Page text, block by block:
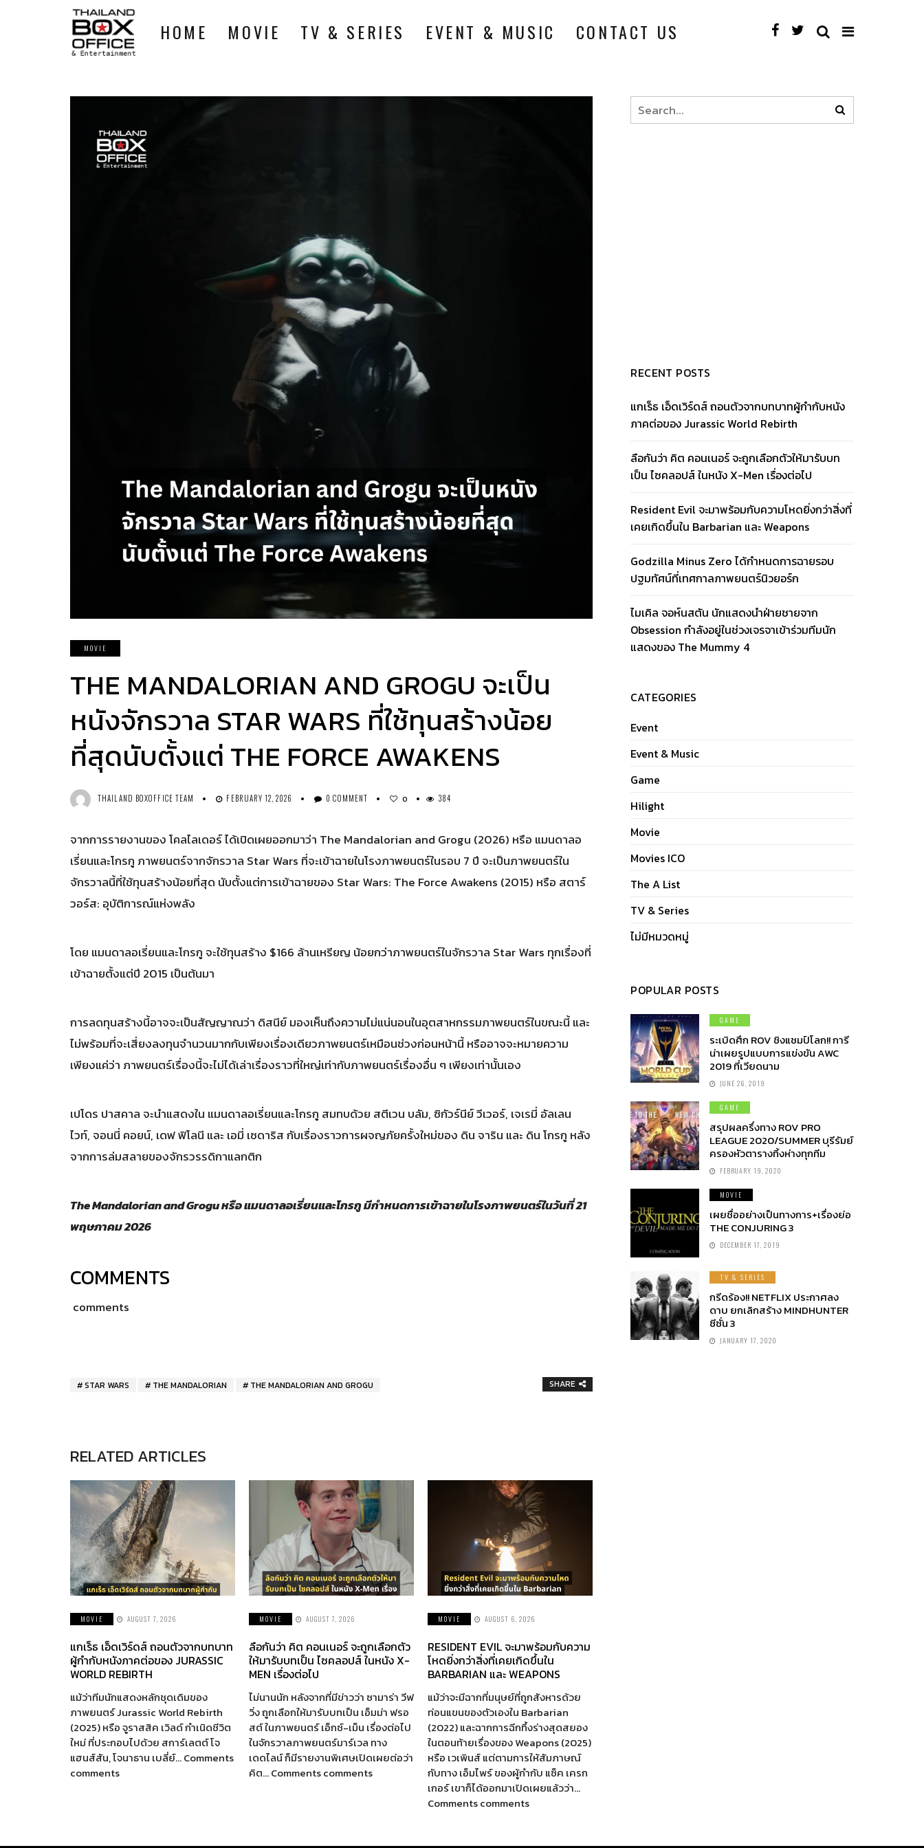
HOME MOVIE TV & SERIES EVENT & MUSIC CONTACT US
MOVIE
THE MANDALORIAN AND GROGU จะเป็น
หนังจักรวาล STAR WARS ที่ใช้ทุนสร้างน้อย
ที่สุดนับตั้งแต่ THE FORCE AWAKENS
THAILAND BOXOFFICE TEAM FEBRUARY 12, 2026 0 COMMENT 0 384
จากการรายงานของ โคลไลเดอร์ ได้เปิดเผยออกมาว่า The Mandalorian and Grogu (2026) หรือ แมนดาลอ
เรี่ยนและโกรกู ภาพยนตร์จากจักรวาล Star Wars ที่จะเข้าฉายในโรงภาพยนตร์ในรอบ 7 ปี จะเป็นภาพยนตร์ใน
จักรวาลนี้ที่ใช้ทุนสร้างน้อยที่สุด นับตั้งแต่การเข้าฉายของ Star Wars: The Force Awakens (2015) หรือ สตาร์
วอร์ส: อุบัติการณ์แห่งพลัง
โดย แมนดาลอเรี่ยนและโกรกู จะใช้ทุนสร้าง $166 ล้านเหรียญ น้อยกว่าภาพยนตร์ในจักรวาล Star Wars ทุกเรื่องที่
เข้าฉายตั้งแต่ปี 2015 เป็นต้นมา
การลดทุนสร้างนี้อาจจะเป็นสัญญาณว่า ดิสนีย์ มองเห็นถึงความไม่แน่นอนในอุตสาหกรรมภาพยนตร์ในขณะนี้ และ
ไม่พร้อมที่จะเสี่ยงลงทุนจำนวนมากกับเพียงเรื่องเดียวภาพยนตร์เหมือนช่วงก่อนหน้านี้ หรืออาจจะหมายความ
เพียงแค่ว่า ภาพยนตร์เรื่องนี้จะไม่ได้เล่าเรื่องราวที่ใหญ่เท่ากับภาพยนตร์เรื่องอื่น ๆ เพียงเท่านั้นเอง
เปโดร ปาสคาล จะนำแสดงใน แมนดาลอเรี่ยนและโกรกู สมทบด้วย สตีเวน บลัม, ซิกัวร์นีย์ วีเวอร์, เจเรมี่ อัลเลน
ไวท์, จอนนี่ คอยน์, เดฟ ฟิโลนี และ เอมี่ เซดาริส กับเรื่องราวการผจญภัยครั้งใหม่ของ ดิน จาริน และ ดิน โกรกู หลัง
จากการล่มสลายของจักรวรรดิกาแลกติก
The Mandalorian and Grogu หรือ แมนดาลอเรี่ยนและโกรกู มีกำหนดการเข้าฉายในโรงภาพยนตร์ในวันที่ 21
พฤษภาคม 2026
COMMENTS
comments
STAR WARS THE MANDALORIAN THE MANDALORIAN AND GROGU SHARE
RELATED ARTICLES
MOVIE AUGUST 7, 2026
แกเร็ธ เอ็ดเวิร์ดส์ ถอนตัวจากบทบาท
ผู้กำกับหนังภาคต่อของ JURASSIC
WORLD REBIRTH
แม้ว่าทีมนักแสดงหลักชุดเดิมของ
ภาพยนตร์ Jurassic World Rebirth
(2025) หรือ จูราสสิค เวิลด์ กำเนิดชีวิต
ใหม่ ที่ประกอบไปด้วย สการ์เลตต์ โจ
แฮนส์สัน, โจนาธาน เบลี่ย์… Comments
comments
MOVIE AUGUST 7, 2026
ลือกันว่า คิต คอนเนอร์ จะถูกเลือกตัว
ให้มารับบทเป็น ไซคลอปส์ ในหนัง X-
MEN เรื่องต่อไป
ไม่นานนัก หลังจากที่มีข่าวว่า ซามาร่า วีฟ
วิ่ง ถูกเลือกให้มารับบทเป็น เอ็มม่า ฟรอ
สต์ ในภาพยนตร์ เอ็กซ์-เม็น เรื่องต่อไป
ในจักรวาลภาพยนตร์มาร์เวล ทาง
เดดไลน์ ก็มีรายงานพิเศษเปิดเผยต่อว่า
คิต… Comments comments
MOVIE AUGUST 6, 2026
RESIDENT EVIL จะมาพร้อมกับความ
โหดยิ่งกว่าสิ่งที่เคยเกิดขึ้นใน
BARBARIAN และ WEAPONS
แม้ว่าจะมีฉากที่มนุษย์ที่ถูกสังหารด้วย
ท่อนแขนของตัวเองใน Barbarian
(2022) และฉากการฉีกทึ้งร่างสุดสยอง
ในตอนท้ายเรื่องของ Weapons (2025)
หรือ เวเพินส์ แต่ตามการให้สัมภาษณ์
กับทาง เอ็มไพร์ ของผู้กำกับ แซ็ค เครก
เกอร์ เขาก็ได้ออกมาเปิดเผยแล้วว่า…
Comments comments
RECENT POSTS
แกเร็ธ เอ็ดเวิร์ดส์ ถอนตัวจากบทบาทผู้กำกับหนัง
ภาคต่อของ Jurassic World Rebirth
ลือกันว่า คิต คอนเนอร์ จะถูกเลือกตัวให้มารับบท
เป็น ไซคลอปส์ ในหนัง X-Men เรื่องต่อไป
Resident Evil จะมาพร้อมกับความโหดยิ่งกว่าสิ่งที่
เคยเกิดขึ้นใน Barbarian และ Weapons
Godzilla Minus Zero ได้กำหนดการฉายรอบ
ปฐมทัศน์ที่เทศกาลภาพยนตร์นิวยอร์ก
ไมเคิล จอห์นสตัน นักแสดงนำฝ่ายชายจาก
Obsession กำลังอยู่ในช่วงเจรจาเข้าร่วมทีมนัก
แสดงของ The Mummy 4
CATEGORIES
Event
Event & Music
Game
Hilight
Movie
Movies ICO
The A List
TV & Series
ไม่มีหมวดหมู่
POPULAR POSTS
GAME
ระเบิดศึก ROV ชิงแชมป์โลก!! การี
น่าเผยรูปแบบการแข่งขัน AWC
2019 ที่เวียดนาม
JUNE 26, 2019
GAME
สรุปผลครึ่งทาง ROV PRO
LEAGUE 2020/SUMMER บุรีรัมย์
ครองหัวตารางทิ้งห่างทุกทีม
FEBRUARY 19, 2020
MOVIE
เผยชื่ออย่างเป็นทางการ+เรื่องย่อ
THE CONJURING 3
DECEMBER 17, 2019
TV & SERIES
กรีดร้อง!! NETFLIX ประกาศลง
ดาบ ยกเลิกสร้าง MINDHUNTER
ซีซั่น 3
JANUARY 17, 2020